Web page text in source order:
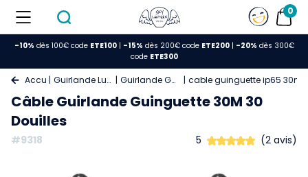
0
-10% dès 100€ code ETE100| -15% dès 200€ code ETE200| -20% dès 300€
code ETE300
Accueil Guirlande Lumineuse Guirlande Guinguette cable guinguette ip65 30m
Câble Guirlande Guinguette 30M 30
Douilles
#9318 5 (2 avis)